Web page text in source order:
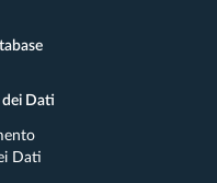
Dati
Dati